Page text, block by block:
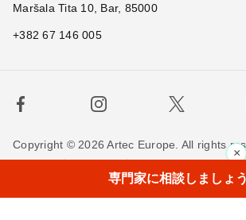
Hi!
×
Maršala Tita 10, Bar, 85000
+382 67 146 005
Copyright © 2026 Artec Europe. All rights
Cookieの使用に関する方針
お問い合わせ
専門家に相談しましょう